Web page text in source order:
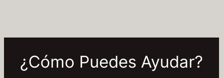
¿Cómo Puedes Ayudar?